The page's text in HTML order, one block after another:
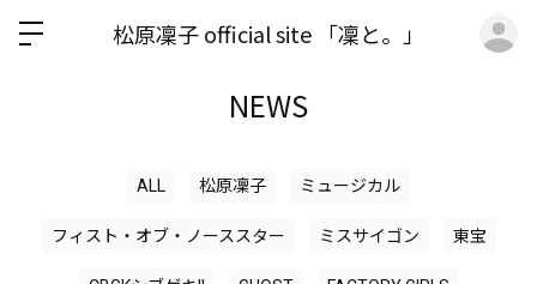
松原凜子 official site 「凜と。」
NEWS
ALL 松原凜子 ミュージカル
フィスト・オブ・ノーススター ミスサイゴン 東宝